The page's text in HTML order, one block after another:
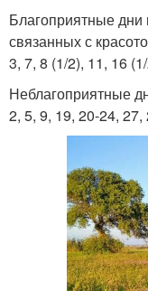
Благоприятные дни
связанных с
3, 7, 8 (1/2), 11, 16
Неблагоприятные
2, 5, 9, 19, 20-24, 27,